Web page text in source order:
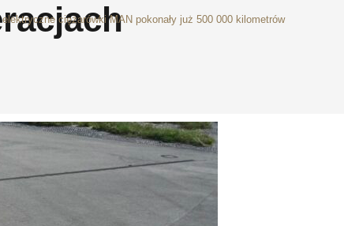
elektryczne ciężarówki MAN pokonały już 500 000 kilometrów w